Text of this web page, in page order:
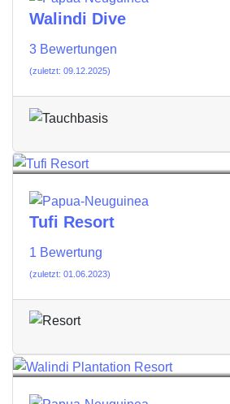
Walindi Dive
3 Bewertungen
(zuletzt: 09.12.2025)
Tufi Resort
1 Bewertung
(zuletzt: 01.06.2023)